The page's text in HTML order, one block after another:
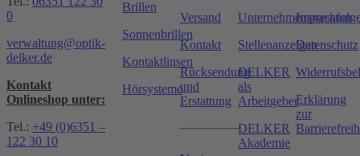
0
verwaltung@optik-
delker.de
Kontakt
Onlineshop unter:
Tel.: +49 (0)6351 –
122 30 10
Brillen
Sonnenbrillen
Kontaktlinsen
Hörsysteme
Versand
Kontakt
Rücksendung
und
Erstattung
Stellenanzeigen
DELKER
als
Arbeitgeber
DELKER
Akademie
Impressum
Datenschutz
Erklärung
zur